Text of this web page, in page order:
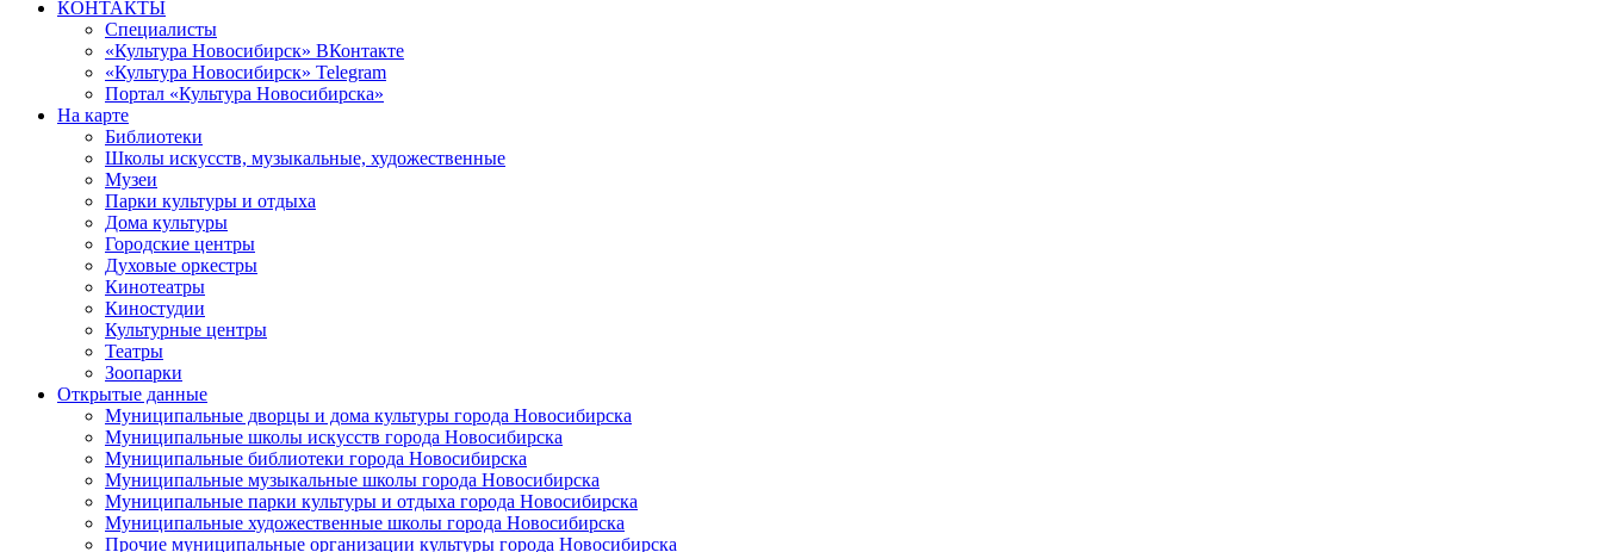
КОНТАКТЫ
Специалисты
«Культура Новосибирск» ВКонтакте
«Культура Новосибирск» Telegram
Портал «Культура Новосибирска»
На карте
Библиотеки
Школы искусств, музыкальные, художественные
Музеи
Парки культуры и отдыха
Дома культуры
Городские центры
Духовые оркестры
Кинотеатры
Киностудии
Культурные центры
Театры
Зоопарки
Открытые данные
Муниципальные дворцы и дома культуры города Новосибирска
Муниципальные школы искусств города Новосибирска
Муниципальные библиотеки города Новосибирска
Муниципальные музыкальные школы города Новосибирска
Муниципальные парки культуры и отдыха города Новосибирска
Муниципальные художественные школы города Новосибирска
Прочие муниципальные организации культуры города Новосибирска